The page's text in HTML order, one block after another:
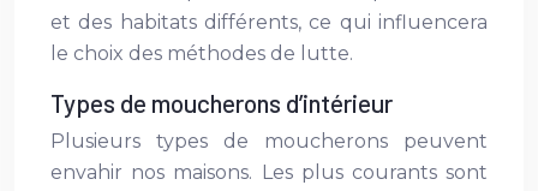
et des habitats différents, ce qui influencera
le choix des méthodes de lutte.
Types de moucherons d’intérieur
Plusieurs types de moucherons peuvent
envahir nos maisons. Les plus courants sont